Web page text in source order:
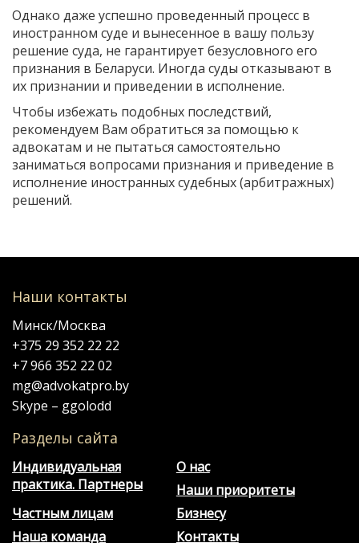
Однако даже успешно проведенный процесс в
иностранном суде и вынесенное в вашу пользу
решение суда, не гарантирует безусловного его
признания в Беларуси. Иногда суды отказывают в
их признании и приведении в исполнение.
Чтобы избежать подобных последствий,
рекомендуем Вам обратиться за помощью к
адвокатам и не пытаться самостоятельно
заниматься вопросами признания и приведение в
исполнение иностранных судебных (арбитражных)
решений.
Наши контакты
Минск/Москва
+375 29 352 22 22
+7 966 352 22 02
mg@advokatpro.by
Skype – ggolodd
Разделы сайта
Индивидуальная
практика. Партнеры
О нас
Наши приоритеты
Частным лицам
Бизнесу
Наша команда
Контакты